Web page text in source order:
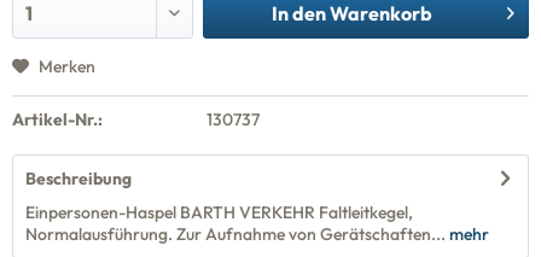
In denWarenkorb
Merken
Artikel-Nr.: 130737
Beschreibung
Einpersonen-Haspel BARTH VERKEHR Faltleitkegel,
Normalausführung. Zur Aufnahme von Gerätschaften... mehr